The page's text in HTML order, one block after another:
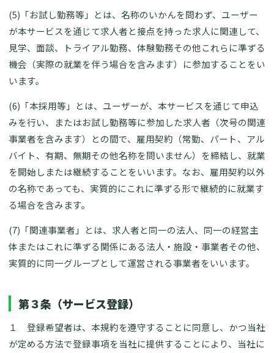
(5)「お試し勤務等」とは、名称のいかんを問わず、ユーザー
が本サービスを通じて求人者と接点を持った求人に関連して、
見学、面談、トライアル勤務、体験勤務その他これらに準ずる
機会（実際の就業を伴う場合を含みます）に参加することをい
います。
(6)「本採用等」とは、ユーザーが、本サービスを通じて申込
みを行い、またはお試し勤務等に参加した求人者（次号の関連
事業者を含みます）との間で、雇用契約（常勤、パート、アル
バイト、有期、無期その他名称を問いません）を締結し、就業
を開始しまたは継続することをいいます。なお、雇用契約以外
の名称であっても、実質的にこれに準ずる形で継続的に就業す
る場合を含みます。
(7)「関連事業者」とは、求人者と同一の法人、同一の経営主
体またはこれに準ずる関係にある法人・施設・事業者その他、
実質的に同一グループとして運営される事業者をいいます。
第３条（サービス登録）
１ 登録希望者は、本規約を遵守することに同意し、かつ当社
が定める方法で登録事項を当社に提供することにより、当社に